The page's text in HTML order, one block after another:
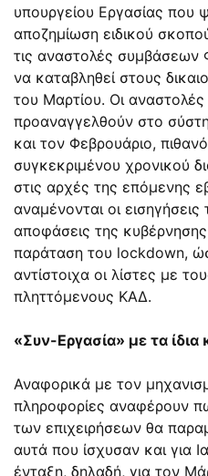
υπουργείου Εργασίας που
αποζημίωση ειδικού
τις αναστολές συμβάσεων
να καταβληθεί στους
του Μαρτίου. Οι
προαναγγελθούν στο
και τον Φεβρουάριο,
συγκεκριμένου χρονικού
στις αρχές της επόμενης
αναμένονται οι
αποφάσεις της
παράταση του lockdown,
αντίστοιχα οι λίστες με
πληττόμενους ΚΑΔ.
«Συν-Εργασία» με τα ίδια
Αναφορικά με τον
πληροφορίες αναφέρουν
των επιχειρήσεων θα
αυτά που ίσχυσαν και για
ένταξη, δηλαδή, για τον